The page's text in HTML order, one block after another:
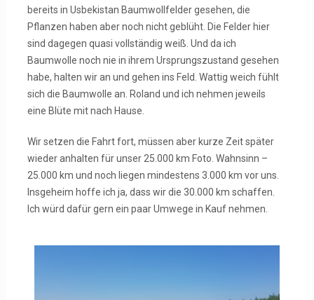
bereits in Usbekistan Baumwollfelder gesehen, die
Pflanzen haben aber noch nicht geblüht. Die Felder hier
sind dagegen quasi vollständig weiß. Und da ich
Baumwolle noch nie in ihrem Ursprungszustand gesehen
habe, halten wir an und gehen ins Feld. Wattig weich fühlt
sich die Baumwolle an. Roland und ich nehmen jeweils
eine Blüte mit nach Hause.
Wir setzen die Fahrt fort, müssen aber kurze Zeit später
wieder anhalten für unser 25.000 km Foto. Wahnsinn –
25.000 km und noch liegen mindestens 3.000 km vor uns.
Insgeheim hoffe ich ja, dass wir die 30.000 km schaffen.
Ich würd dafür gern ein paar Umwege in Kauf nehmen.